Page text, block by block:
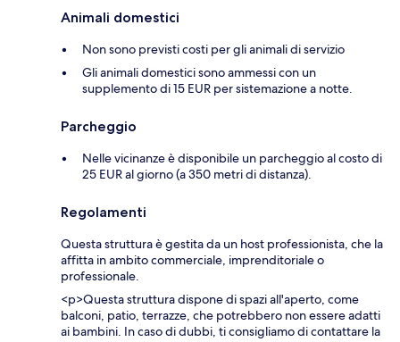
Animali domestici
Non sono previsti costi per gli animali di servizio
Gli animali domestici sono ammessi con un
supplemento di 15 EUR per sistemazione a notte.
Parcheggio
Nelle vicinanze è disponibile un parcheggio al costo di
25 EUR al giorno (a 350 metri di distanza).
Regolamenti
Questa struttura è gestita da un host professionista, che la
affitta in ambito commerciale, imprenditoriale o
professionale.
<p>Questa struttura dispone di spazi all'aperto, come
balconi, patio, terrazze, che potrebbero non essere adatti
ai bambini. In caso di dubbi, ti consigliamo di contattare la